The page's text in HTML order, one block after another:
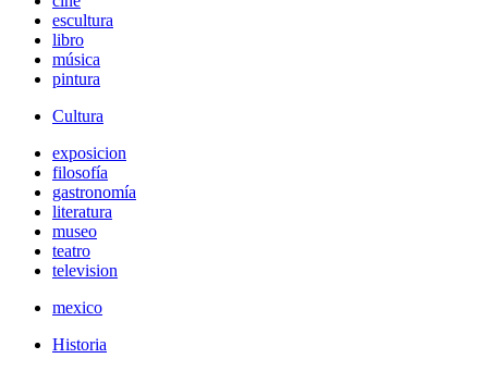
escultura
libro
música
pintura
Cultura
exposicion
filosofía
gastronomía
literatura
museo
teatro
television
mexico
Historia